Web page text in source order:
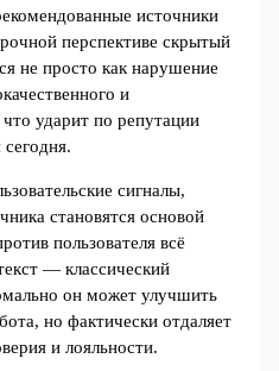
источники
перспективе скрытый
не просто как нарушение
и
ударит по репутации
сигналы,
становятся основой
пользователя всё
— классический
он может улучшить
но фактически отдаляет
и лояльности.